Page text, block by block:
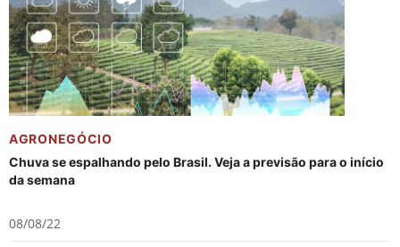
AGRONEGÓCIO
Chuva se espalhando pelo Brasil. Veja a previsão para o início
da semana
08/08/22